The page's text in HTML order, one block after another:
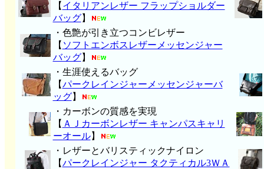
【 イタリアンレザー フラップショルダー
バッグ】
・色艶が引き立つコンビレザー
【 ソフトエンボスレザーメッセンジャー
バッグ】
・生涯使えるバッグ
【パークレインジャーメッセンジャーバ
ッグ】
・カーボンの質感を実現
【 ＡＪカーボンレザー キャンパスキャリ
ーオール】
・レザーとバリスティックナイロン
【パークレインジャー タクティカル3ＷＡ